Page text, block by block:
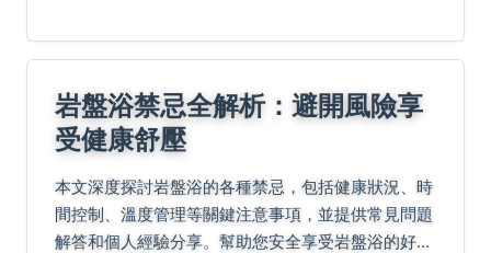
岩盤浴禁忌全解析：避開風險享
受健康舒壓
本文深度探討岩盤浴的各種禁忌，包括健康狀況、時
間控制、溫度管理等關鍵注意事項，並提供常見問題
解答和個人經驗分享。幫助您安全享受岩盤浴的好